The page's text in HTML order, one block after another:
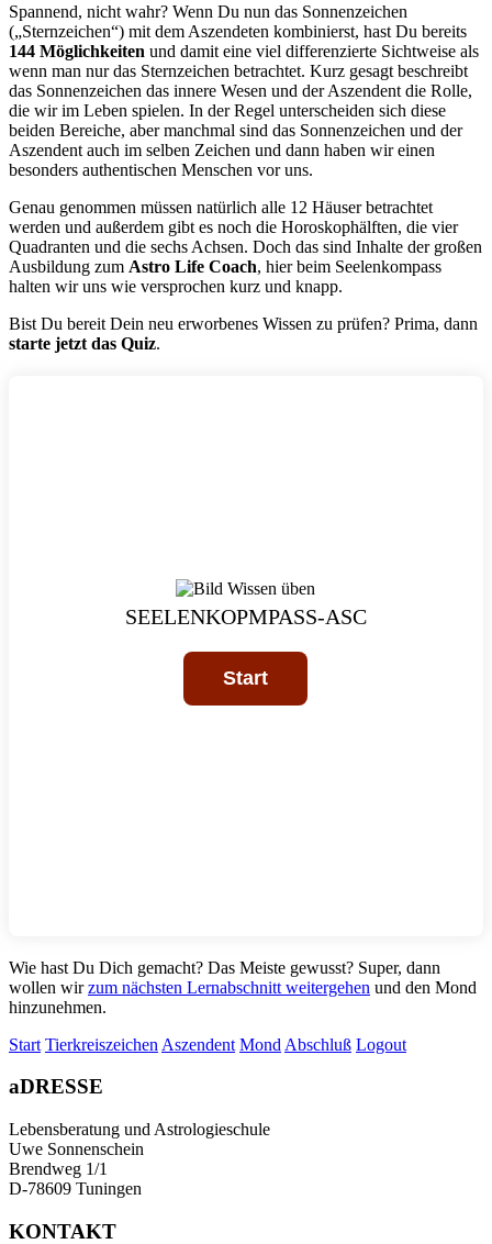
Spannend, nicht wahr? Wenn Du nun das Sonnenzeichen
(„Sternzeichen“) mit dem Aszendeten kombinierst, hast Du bereits
144 Möglichkeiten und damit eine viel differenzierte Sichtweise als
wenn man nur das Sternzeichen betrachtet. Kurz gesagt beschreibt
das Sonnenzeichen das innere Wesen und der Aszendent die Rolle,
die wir im Leben spielen. In der Regel unterscheiden sich diese
beiden Bereiche, aber manchmal sind das Sonnenzeichen und der
Aszendent auch im selben Zeichen und dann haben wir einen
besonders authentischen Menschen vor uns.
Genau genommen müssen natürlich alle 12 Häuser betrachtet
werden und außerdem gibt es noch die Horoskophälften, die vier
Quadranten und die sechs Achsen. Doch das sind Inhalte der großen
Ausbildung zum Astro Life Coach, hier beim Seelenkompass
halten wir uns wie versprochen kurz und knapp.
Bist Du bereit Dein neu erworbenes Wissen zu prüfen? Prima, dann
starte jetzt das Quiz.
SEELENKOPMPASS-ASC
Wie hast Du Dich gemacht? Das Meiste gewusst? Super, dann
wollen wirzum nächsten Lernabschnitt weitergehen und den Mond
hinzunehmen.
Start Tierkreiszeichen Aszendent Mond Abschluß Logout
aDRESSE
Lebensberatung und Astrologieschule
Uwe Sonnenschein
Brendweg 1/1
D-78609 Tuningen
KONTAKT